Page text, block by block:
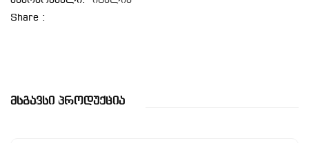
Share :
Მსგავსი Პროდუქცია